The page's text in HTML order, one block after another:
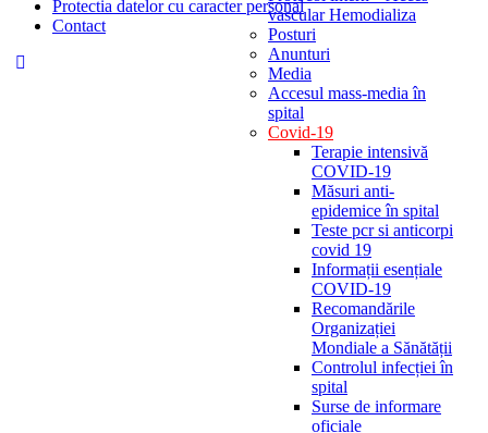
vascular Hemodializa
Posturi
Anunturi
Media
Accesul mass-media în
spital
Covid-19
Terapie intensivă
COVID-19
Măsuri anti-
epidemice în spital
Teste pcr si anticorpi
covid 19
Informații esențiale
COVID-19
Recomandările
Organizației
Mondiale a Sănătății
Controlul infecției în
spital
Surse de informare
oficiale
Protectia datelor cu caracter personal
Contact